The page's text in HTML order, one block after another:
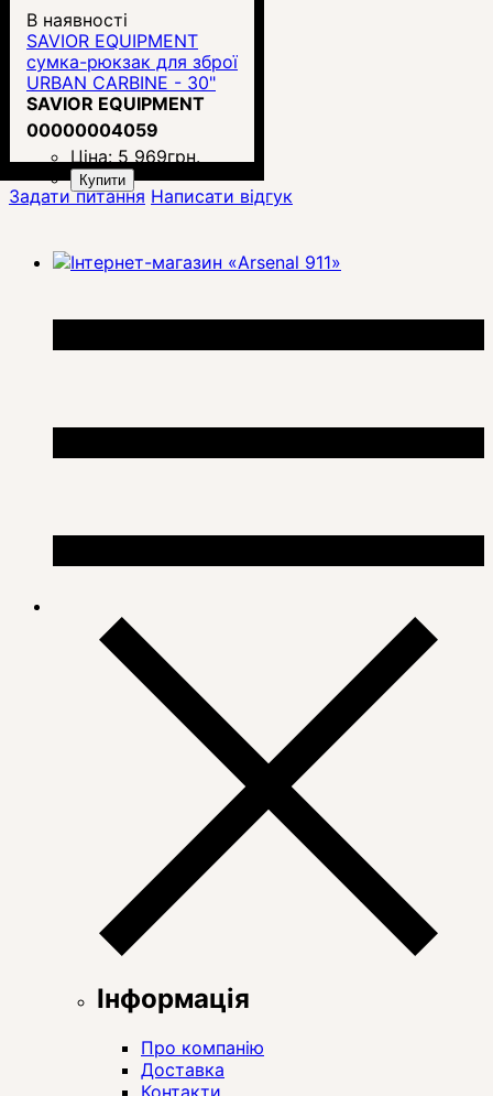
В наявності
SAVIOR EQUIPMENT
сумка-рюкзак для зброї
URBAN CARBINE - 30"
SAVIOR EQUIPMENT
00000004059
Ціна: 5 969грн.
Купити
Задати питання Написати відгук
Інформація
Про компанію
Доставка
Контакти